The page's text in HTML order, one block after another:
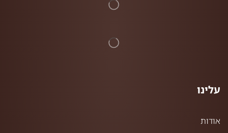
עלינו
אודות